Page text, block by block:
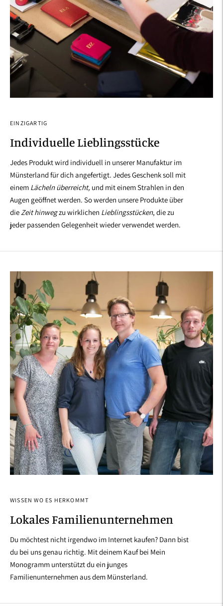
EINZIGARTIG
Individuelle Lieblingsstücke
Jedes Produkt wird individuell in unserer Manufaktur im
Münsterland für dich angefertigt. Jedes Geschenk soll mit
einem Lächeln überreicht, und mit einem Strahlen in den
Augen geöffnet werden. So werden unsere Produkte über
dieZeit hinwegzu wirklichen Lieblingsstücken, die zu
jeder passenden Gelegenheit wieder verwendet werden.
WISSEN WO ES HERKOMMT
Lokales Familienunternehmen
Du möchtest nicht irgendwo im Internet kaufen? Dann bist
du bei uns genau richtig. Mit deinem Kauf bei Mein
Monogramm unterstützt du ein junges
Familienunternehmen aus dem Münsterland.